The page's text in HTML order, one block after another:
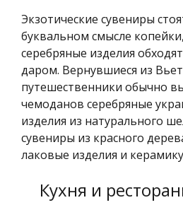
Экзотические сувениры
буквальном смысле
серебряные изделия
даром. Вернувшиеся из
путешественники обычно
чемоданов серебряные
изделия из натурального
сувениры из красного
лаковые изделия и
Кухня и